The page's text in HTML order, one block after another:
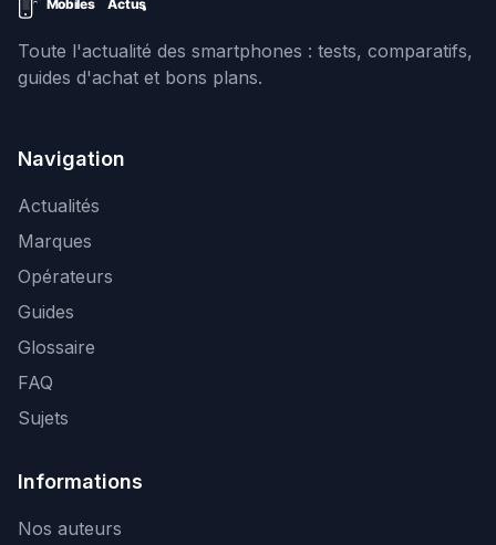
Toute l'actualité des smartphones : tests, comparatifs,
guides d'achat et bons plans.
Navigation
Actualités
Marques
Opérateurs
Guides
Glossaire
FAQ
Sujets
Informations
Nos auteurs